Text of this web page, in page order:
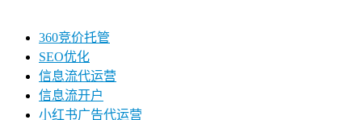
360竞价托管
SEO优化
信息流代运营
信息流开户
小红书广告代运营